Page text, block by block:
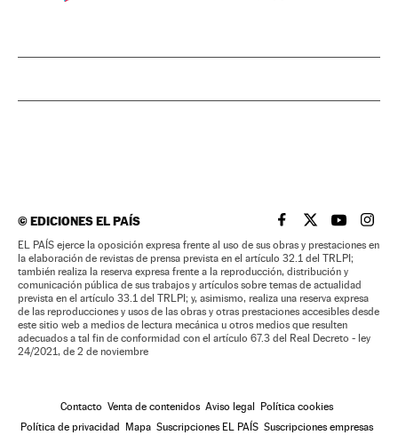
©EDICIONES EL PAÍS EL PAÍS BRASIL EN
EL PAÍSEL PAÍS
EL
EL PAÍS ejerce la oposición expresa frente al uso de sus obras y prestaciones en
la elaboración de revistas de prensa prevista en el artículo 32.1 del TRLPI;
también realiza la reserva expresa frente a la reproducción, distribución y
comunicación pública de sus trabajos y artículos sobre temas de actualidad
prevista en el artículo 33.1 del TRLPI; y, asimismo, realiza una reserva expresa
de las reproducciones y usos de las obras y otras prestaciones accesibles desde
este sitio web a medios de lectura mecánica u otros medios que resulten
adecuados a tal fin de conformidad con el artículo 67.3 del Real Decreto - ley
24/2021, de 2 de noviembre
Contacto Venta de contenidos Aviso legal Política cookies
Política de privacidad Mapa Suscripciones EL PAÍS Suscripciones empresas